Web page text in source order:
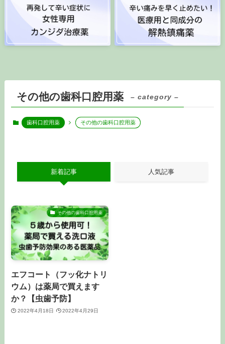
その他の歯科口腔用薬 – category –
歯科口腔用薬 その他の歯科口腔用薬
新着記事 人気記事
その他の歯科口腔用薬
エフコート（フッ化ナトリ
ウム）は薬局で買えます
か？【虫歯予防】
2022年4月18日 2022年4月29日